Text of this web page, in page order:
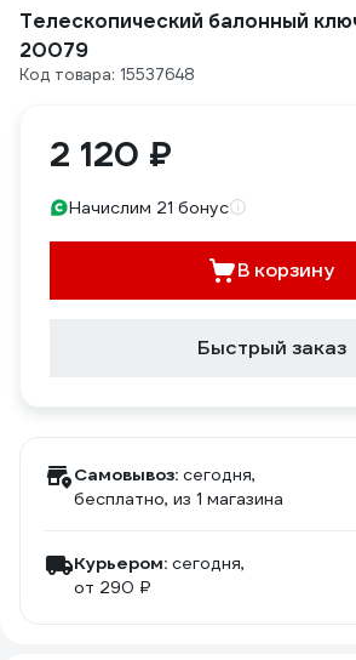
Телескопический балонный
20079
Код товара: 15537648
2 120 ₽
Начислим 21 бонус
В корзину
Быстрый заказ
Самовывоз: сегодня,
бесплатно, из 1 магазина
Курьером: сегодня,
от 290 ₽